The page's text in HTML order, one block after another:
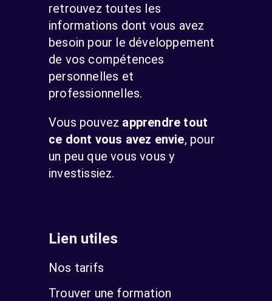
retrouvez toutes les
informations dont vous avez
besoin pour le développement
de vos compétences
personnelles et
professionnelles.
Vous pouvez apprendre tout
ce dont vous avez envie, pour
un peu que vous vous y
investissiez.
Lien utiles
Nos tarifs
Trouver une formation